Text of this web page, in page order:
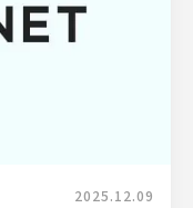
2025.12.09